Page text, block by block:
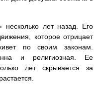
лет назад. Его
которое отрицает
по своим законам.
и религиозная. Ее
лет скрывается за